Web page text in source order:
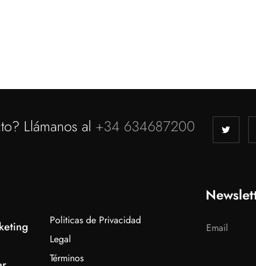
Llámanos al +34 634687200
Politicas de Privacidad
Legal
Términos